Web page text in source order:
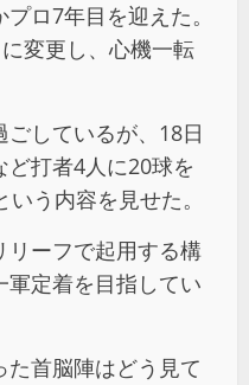
ロ7年目を迎えた。
変更し、心機一転
しているが、18日
打者4人に20球を
う内容を見せた。
リーフで起用する構
定着を目指してい
首脳陣はどう見て